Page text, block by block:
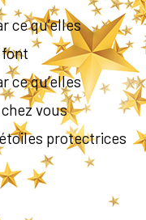
ce qu’elles
font
ce qu’elles
vous
protectrices